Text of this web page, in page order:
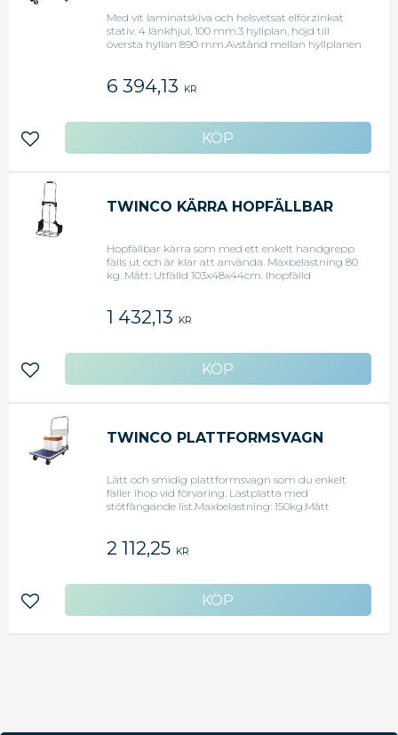
Med vit laminatskiva och helsvetsat elförzinkat
stativ. 4 länkhjul, 100 mm.3 hyllplan, höjd till
översta hyllan 890 mm.Avstånd mellan hyllplanen
Vikt 24 kg.
6 394,13 KR
Lägg till i favoriter
TWINCO KÄRRA HOPFÄLLBAR
Hopfällbar kärra som med ett enkelt handgrepp
fälls ut och är klar att använda. Maxbelastning 80
kg. Mått: Utfälld 103x48x44cm. Ihopfälld
1 432,13 KR
Lägg till i favoriter
TWINCO PLATTFORMSVAGN
Lätt och smidig plattformsvagn som du enkelt
fäller ihop vid förvaring. Lastplatta med
stötfångande list.Maxbelastning: 150kg.Mått
2 112,25 KR
Lägg till i favoriter